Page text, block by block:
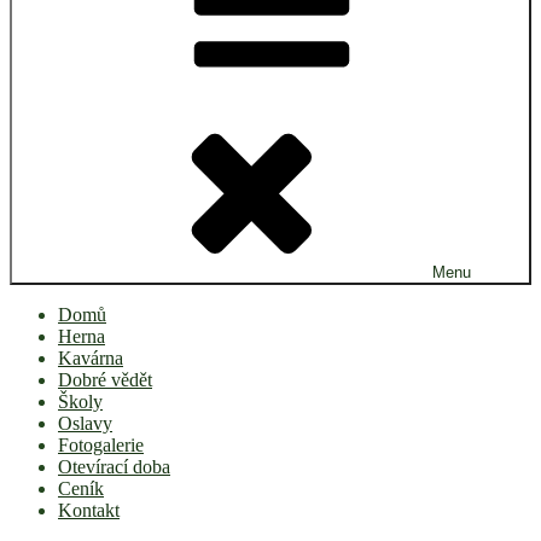
Menu
Domů
Herna
Kavárna
Dobré vědět
Školy
Oslavy
Fotogalerie
Otevírací doba
Ceník
Kontakt